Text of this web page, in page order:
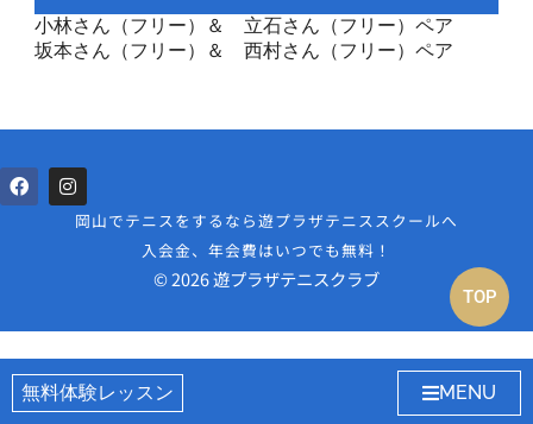
無料体験レッスン MENU
小林さん（フリー）＆ 立石さん（フリー）ペア
坂本さん（フリー）＆ 西村さん（フリー）ペア
岡山でテニスをするなら遊プラザテニススクールへ
入会金、年会費はいつでも無料！
© 2026 遊プラザテニスクラブ
TOP